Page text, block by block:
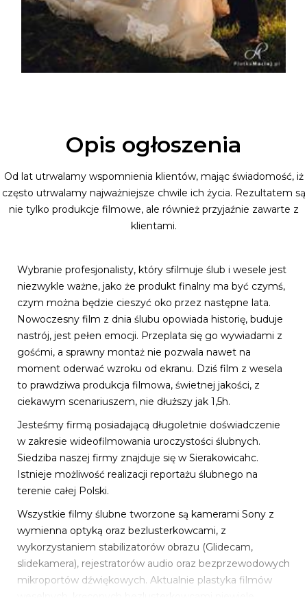
Opis ogłoszenia
Od lat utrwalamy wspomnienia klientów, mając świadomość, iż
często utrwalamy najważniejsze chwile ich życia. Rezultatem są
nie tylko produkcje filmowe, ale również przyjaźnie zawarte z
klientami.
Wybranie profesjonalisty, który sfilmuje ślub i wesele jest
niezwykle ważne, jako że produkt finalny ma być czymś,
czym można będzie cieszyć oko przez następne lata.
Nowoczesny film z dnia ślubu opowiada historię, buduje
nastrój, jest pełen emocji. Przeplata się go wywiadami z
gośćmi, a sprawny montaż nie pozwala nawet na
moment oderwać wzroku od ekranu. Dziś film z wesela
to prawdziwa produkcja filmowa, świetnej jakości, z
ciekawym scenariuszem, nie dłuższy jak 1,5h.
Jesteśmy firmą posiadającą długoletnie doświadczenie
w zakresie wideofilmowania uroczystości ślubnych.
Siedziba naszej firmy znajduje się w Sierakowicahc.
Istnieje możliwość realizacji reportażu ślubnego na
terenie całej Polski.
Wszystkie filmy ślubne tworzone są kamerami Sony z
wymienna optyką oraz bezlusterkowcami, z
wykorzystaniem stabilizatorów obrazu (Glidecam,
slidekamera), rejestratorów audio oraz bezprzewodowych
mikroportów dźwiękowych. Aktualnie plastyka filmów